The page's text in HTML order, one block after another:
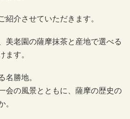
紹介させていただきます。
美老園の薩摩抹茶と産地で選べる
す。
名勝地。
会の風景とともに、薩摩の歴史の
。